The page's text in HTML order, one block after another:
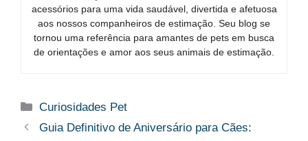
acessórios para uma vida saudável, divertida e afetuosa
aos nossos companheiros de estimação. Seu blog se
tornou uma referência para amantes de pets em busca
de orientações e amor aos seus animais de estimação.
Categorias
Curiosidades Pet
Guia Definitivo de Aniversário para Cães: